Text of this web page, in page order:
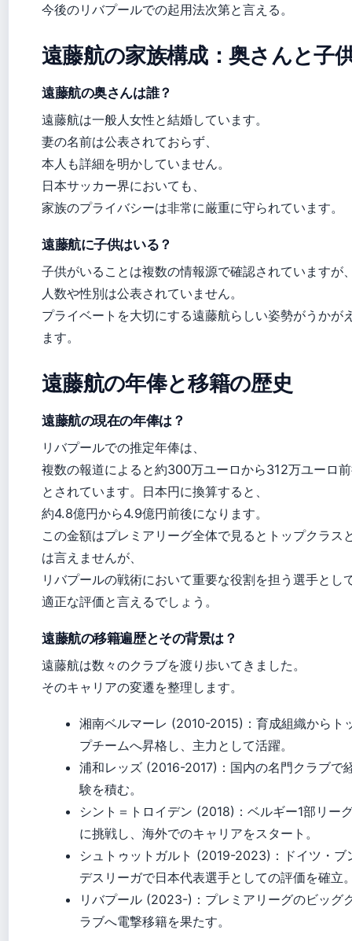
今後のリバプールでの起用法次第と言える。
遠藤航の家族構成：奥さんと子
遠藤航の奥さんは誰？
遠藤航は一般人女性と結婚しています。
妻の名前は公表されておらず、
本人も詳細を明かしていません。
日本サッカー界においても、
家族のプライバシーは非常に厳重に守られています。
遠藤航に子供はいる？
子供がいることは複数の情報源で確認されていますが
人数や性別は公表されていません。
プライベートを大切にする遠藤航らしい姿勢がうかが
ます。
遠藤航の年俸と移籍の歴史
遠藤航の現在の年俸は？
リバプールでの推定年俸は、
複数の報道によると約300万ユーロから312万ユーロ
とされています。日本円に換算すると、
約4.8億円から4.9億円前後になります。
この金額はプレミアリーグ全体で見るとトップクラス
は言えませんが、
リバプールの戦術において重要な役割を担う選手とし
適正な評価と言えるでしょう。
遠藤航の移籍遍歴とその背景は？
遠藤航は数々のクラブを渡り歩いてきました。
そのキャリアの変遷を整理します。
湘南ベルマーレ (2010-2015)：育成組織からト
プチームへ昇格し、主力として活躍。
浦和レッズ (2016-2017)：国内の名門クラブで
験を積む。
シント＝トロイデン (2018)：ベルギー1部リー
に挑戦し、海外でのキャリアをスタート。
シュトゥットガルト (2019-2023)：ドイツ・ブ
デスリーガで日本代表選手としての評価を確立
リバプール (2023-)：プレミアリーグのビッグ
ラブへ電撃移籍を果たす。